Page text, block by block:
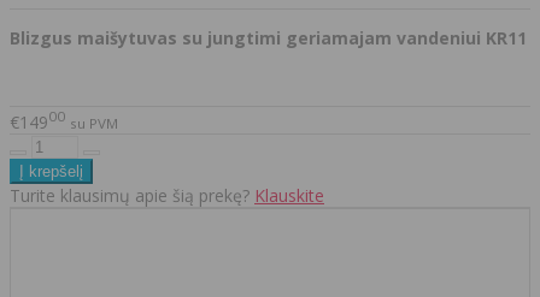
Blizgus maišytuvas su jungtimi geriamajam vandeniui KR11
€14900 su PVM
Turite klausimų apie šią prekę? Klauskite